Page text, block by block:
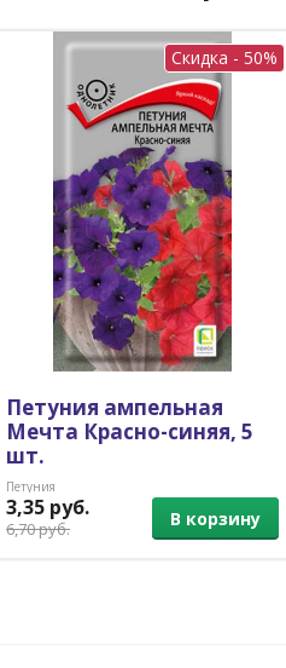
Скидка - 50%
Петуния ампельная
Мечта Красно-синяя, 5
шт.
Петуния
3,35 руб.
6,70 руб. В корзину